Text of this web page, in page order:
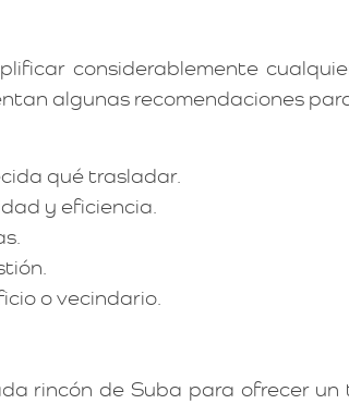
considerablemente
algunas recomendaciones
qué trasladar.
y eficiencia.
o vecindario.
rincón de Suba para ofrecer un